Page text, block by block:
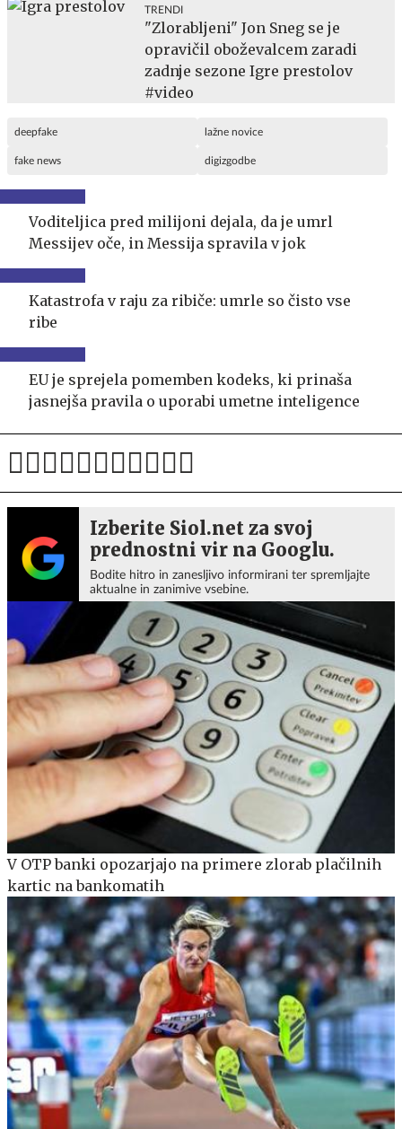
TRENDI
"Zlorabljeni" Jon Sneg se je
opravičil oboževalcem zaradi
zadnje sezone Igre prestolov
#video
deepfake lažne novice
fake news digizgodbe
Voditeljica pred milijoni dejala, da je umrl
Messijev oče, in Messija spravila v jok
Katastrofa v raju za ribiče: umrle so čisto vse
ribe
EU je sprejela pomemben kodeks, ki prinaša
jasnejša pravila o uporabi umetne inteligence
Izberite Siol.net za svoj
prednostni vir na Googlu.
Bodite hitro in zanesljivo informirani ter spremljajte
aktualne in zanimive vsebine.
V OTP banki opozarjajo na primere zlorab plačilnih
kartic na bankomatih